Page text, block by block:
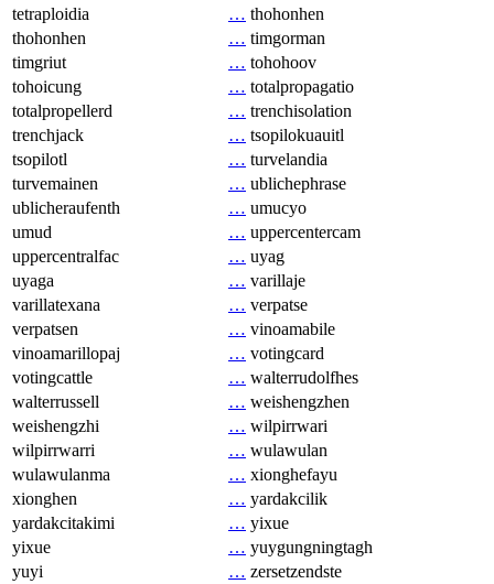
tetraploidia
… thohonhen
thohonhen
… timgorman
timgriut
… tohohoov
tohoicung
… totalpropagatio
totalpropellerd
… trenchisolation
trenchjack
… tsopilokuauitl
tsopilotl
… turvelandia
turvemainen
… ublichephrase
ublicheraufenth
… umucyo
umud
… uppercentercam
uppercentralfac
… uyag
uyaga
… varillaje
varillatexana
… verpatse
verpatsen
… vinoamabile
vinoamarillopaj
… votingcard
votingcattle
… walterrudolfhes
walterrussell
… weishengzhen
weishengzhi
… wilpirrwari
wilpirrwarri
… wulawulan
wulawulanma
… xionghefayu
xionghen
… yardakcilik
yardakcitakimi
… yixue
yixue
… yuygungningtagh
yuyi
… zersetzendste